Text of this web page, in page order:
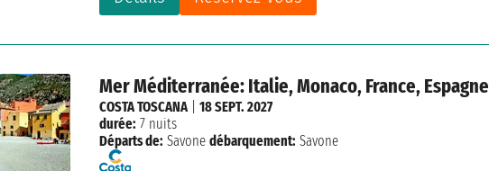
Mer Méditerranée: Italie, Monaco, France, Espagne
COSTA TOSCANA|18 SEPT. 2027
durée: 7 nuits
Départs de: Savone débarquement: Savone